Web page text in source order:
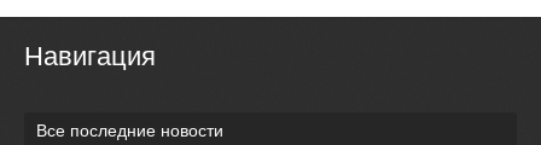
Навигация
Все последние новости